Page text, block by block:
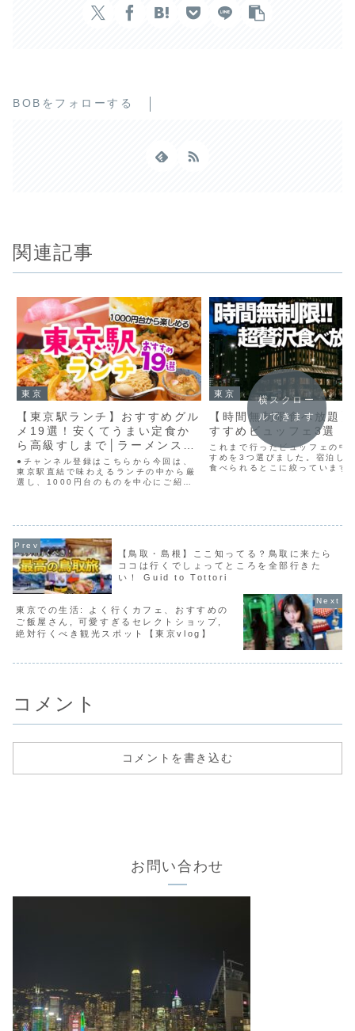
BOBをフォローする
関連記事
東京
【東京駅ランチ】おすすめグル
メ19選！安くてうまい定食か
ら高級すしまで│ラーメンスト
リート│カレー│寿司
●チャンネル登録はこちらから今回は、
東京駅直結で味わえるランチの中から厳
選し、1000円台のものを中心にご紹介
東京
【時間無制限食べ放題
すすめビュッフェ3選
これまで行ったビュッフェの中
すめを3つ選びました。宿泊し
食べられるとこに絞っています
横スクロー
ルできます
【鳥取・島根】ここ知ってる？鳥取に来たら
ココは行くでしょってところを全部行きた
い！ Guid to Tottori
東京での生活: よく行くカフェ、おすすめの
ご飯屋さん, 可愛すぎるセレクトショップ,
絶対行くべき観光スポット【東京vlog】
コメント
コメントを書き込む
お問い合わせ